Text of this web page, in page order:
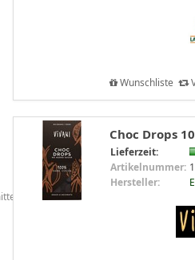
Wunschliste
Choc Drops
Lieferzeit:
Artikelnummer:
Hersteller: